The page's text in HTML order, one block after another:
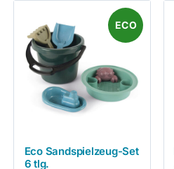
ECO
Eco Sandspielzeug-Set
6 tlg.